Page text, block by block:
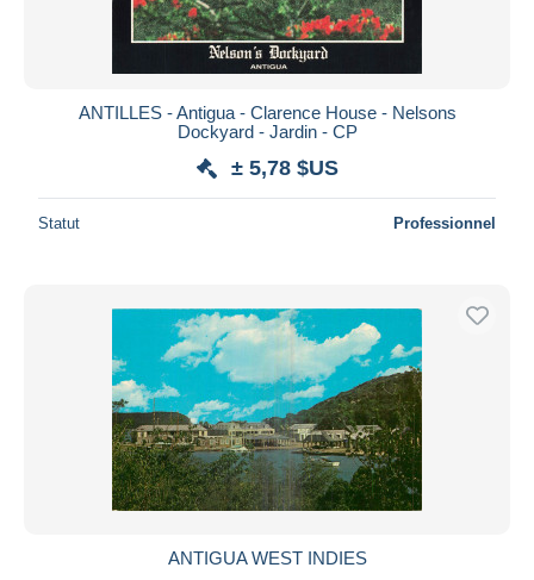
ANTILLES - Antigua - Clarence House - Nelsons
Dockyard - Jardin - CP
± 5,78 $US
Statut Professionnel
ANTIGUA WEST INDIES